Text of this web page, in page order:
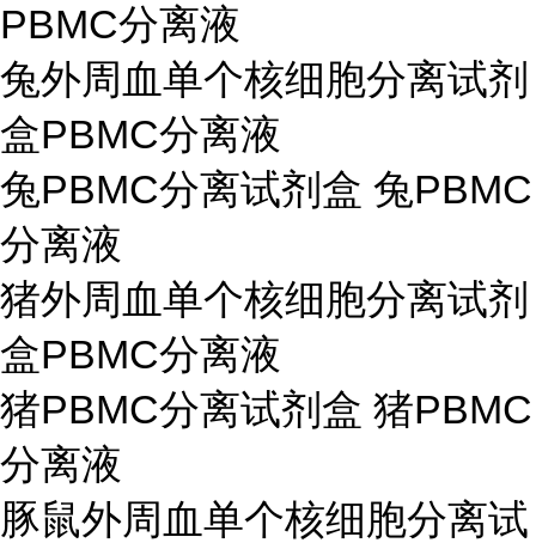
PBMC分离液
兔外周血单个核细胞分离试剂
盒PBMC分离液
兔PBMC分离试剂盒 兔PBMC
分离液
猪外周血单个核细胞分离试剂
盒PBMC分离液
猪PBMC分离试剂盒 猪PBMC
分离液
豚鼠外周血单个核细胞分离试